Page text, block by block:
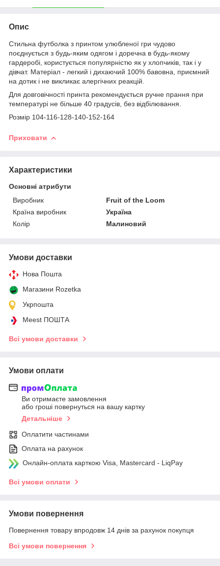
Опис
Стильна футболка з принтом улюбленої гри чудово
поєднується з будь-яким одягом і доречна в будь-якому
гардеробі, користується популярністю як у хлопчиків, так і у
дівчат. Матеріал - легкий і дихаючий 100% бавовна, приємний
на дотик і не викликає алергічних реакцій.
Для довговічності принта рекомендується ручне прання при
температурі не більше 40 градусів, без відбілювання.
Розмір 104-116-128-140-152-164
Приховати
Характеристики
Основні атрибути
Виробник
Fruit of the Loom
Країна виробник
Україна
Колір
Малиновий
Умови доставки
Нова Пошта
Магазини Rozetka
Укрпошта
Meest ПОШТА
Всі умови доставки
Умови оплати
Ви отримаєте замовлення
або гроші повернуться на вашу картку
Детальніше
Оплатити частинами
Оплата на рахунок
Онлайн-оплата карткою Visa, Mastercard - LiqPay
Всі умови оплати
Умови повернення
Повернення товару впродовж 14 днів за рахунок покупця
Всі умови повернення